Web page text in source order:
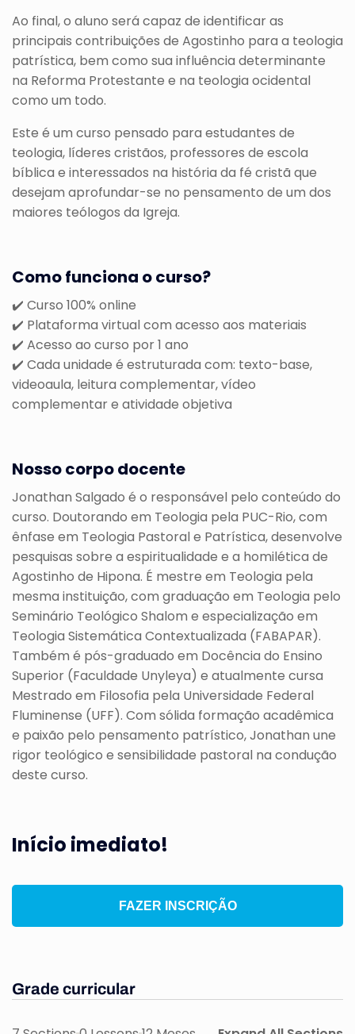
Ao final, o aluno será capaz de identificar as
principais contribuições de Agostinho para a teologia
patrística, bem como sua influência determinante
na Reforma Protestante e na teologia ocidental
como um todo.
Este é um curso pensado para estudantes de
teologia, líderes cristãos, professores de escola
bíblica e interessados na história da fé cristã que
desejam aprofundar-se no pensamento de um dos
maiores teólogos da Igreja.
Como funciona o curso?
✔️ Curso 100% online
✔️ Plataforma virtual com acesso aos materiais
✔️ Acesso ao curso por 1 ano
✔️ Cada unidade é estruturada com: texto-base,
videoaula, leitura complementar, vídeo
complementar e atividade objetiva
Nosso corpo docente
Jonathan Salgado é o responsável pelo conteúdo do
curso. Doutorando em Teologia pela PUC-Rio, com
ênfase em Teologia Pastoral e Patrística, desenvolve
pesquisas sobre a espiritualidade e a homilética de
Agostinho de Hipona. É mestre em Teologia pela
mesma instituição, com graduação em Teologia pelo
Seminário Teológico Shalom e especialização em
Teologia Sistemática Contextualizada (FABAPAR).
Também é pós-graduado em Docência do Ensino
Superior (Faculdade Unyleya) e atualmente cursa
Mestrado em Filosofia pela Universidade Federal
Fluminense (UFF). Com sólida formação acadêmica
e paixão pelo pensamento patrístico, Jonathan une
rigor teológico e sensibilidade pastoral na condução
deste curso.
Início imediato!
FAZER INSCRIÇÃO
Grade curricular